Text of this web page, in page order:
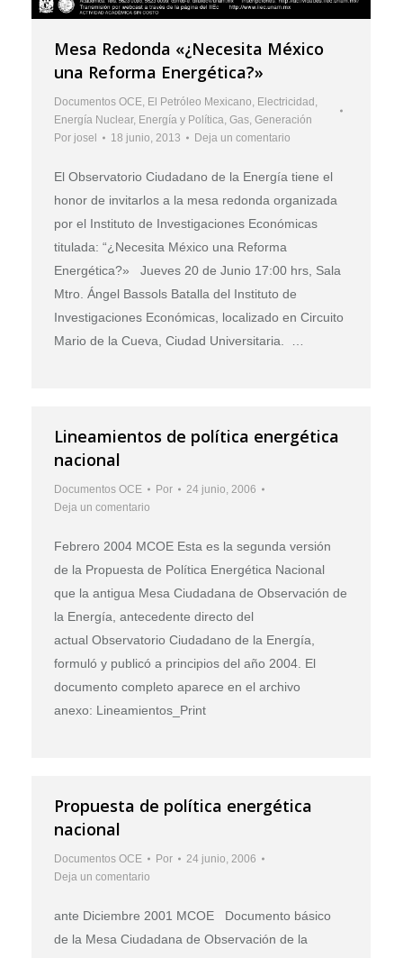
Mesa Redonda «¿Necesita México
una Reforma Energética?»
Documentos OCE El Petróleo Mexicano Electricidad
Energía Nuclear, Energía y Política Gas Generación
Por josel 18 junio, 2013 Deja un comentario
El Observatorio Ciudadano de la Energía tiene el
honor de invitarlos a la mesa redonda organizada
por el Instituto de Investigaciones Económicas
titulada: “¿Necesita México una Reforma
Energética?» Jueves 20 de Junio 17:00 hrs, Sala
Mtro. Ángel Bassols Batalla del Instituto de
Investigaciones Económicas, localizado en Circuito
Mario de la Cueva, Ciudad Universitaria. …
Lineamientos de política energética
nacional
Documentos OCE Por
24 junio, 2006
Deja un comentario
Febrero 2004 MCOE Esta es la segunda versión
de la Propuesta de Política Energética Nacional
que la antigua Mesa Ciudadana de Observación de
la Energía, antecedente directo del
actual Observatorio Ciudadano de la Energía,
formuló y publicó a principios del año 2004. El
documento completo aparece en el archivo
anexo: Lineamientos_Print
Propuesta de política energética
nacional
Documentos OCE Por
24 junio, 2006
Deja un comentario
ante Diciembre 2001 MCOE Documento básico
de la Mesa Ciudadana de Observación de la